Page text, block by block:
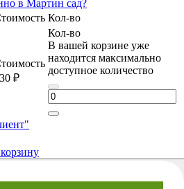
в Мартин сад?
Кол-во
₽
Кол-во
В вашей корзине уже
находится максимально
доступное количество